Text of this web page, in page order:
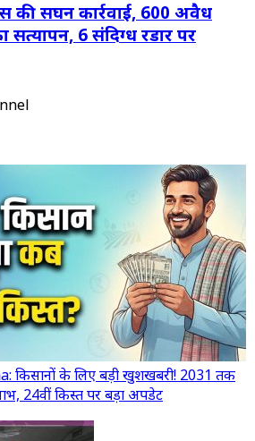
की सघन कार्रवाई, 600 अवैध
सत्यापन, 6 संदिग्ध रडार पर
किसानों के लिए बड़ी खुशखबरी! 2031 तक
24वीं किस्त पर बड़ा अपडेट